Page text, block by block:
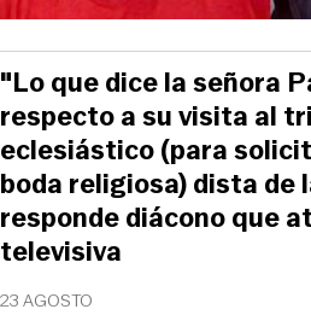
23 AGOSTO
"Lo que dice la señora
respecto a su visita al
eclesiástico (para
boda religiosa) dista de
responde diácono que
televisiva